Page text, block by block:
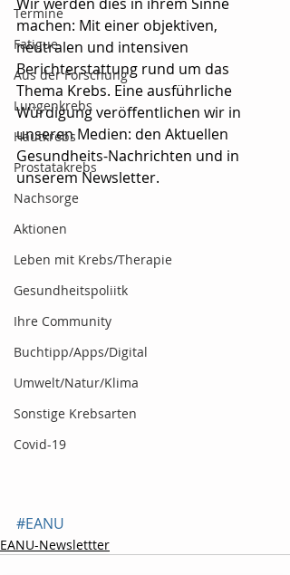
Termine
Fatigue
Aus der Forschung
Lungenkrebs
Hautkrebs
Prostatakrebs
Nachsorge
Aktionen
Leben mit Krebs/Therapie
Gesundheitspoliitk
Ihre Community
Buchtipp/Apps/Digital
Umwelt/Natur/Klima
Sonstige Krebsarten
Covid-19
machen: Mit einer objektiven,
neutralen und intensiven
Berichterstattung rund um das
Thema Krebs. Eine ausführliche
Würdigung veröffentlichen wir in
unseren Medien: den Aktuellen
Gesundheits-Nachrichten und in
unserem Newsletter.
#EANU
EANU-Newslettter